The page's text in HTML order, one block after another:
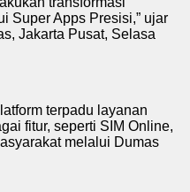
Super Apps Presisi,” ujar
Jakarta Pusat, Selasa
terpadu layanan
fitur, seperti SIM Online,
melalui Dumas